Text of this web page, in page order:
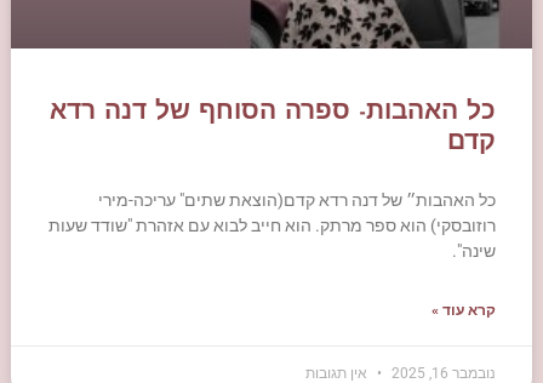
כל האהבות- ספרה הסוחף של דנה רדא
קדם
כל האהבות״ של דנה רדא קדם(הוצאת שתים" עריכה-מירי
רוזובסקי) הוא ספר מרתק. הוא חייב לבוא עם אזהרת "שודד שעות
שינה".
קרא עוד »
נובמבר 16, 2025 אין תגובות